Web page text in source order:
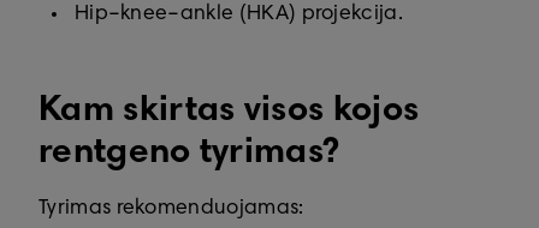
Hip–knee–ankle (HKA) projekcija.
Kam skirtas visos kojos
rentgeno tyrimas?
Tyrimas rekomenduojamas: